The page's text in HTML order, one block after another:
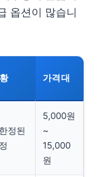
옵션이 많습니
가격대
정된
5,000원
~
15,000
원